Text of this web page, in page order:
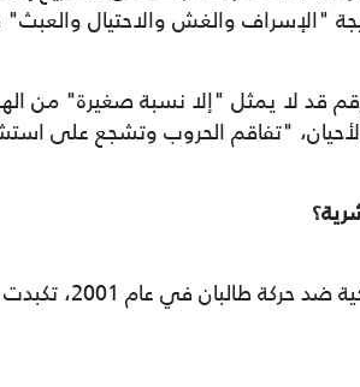
والغش والاحتيال والعبث" في
قد لا يمثل "إلا نسبة صغيرة" من
"تفاقم الحروب وتشجع على